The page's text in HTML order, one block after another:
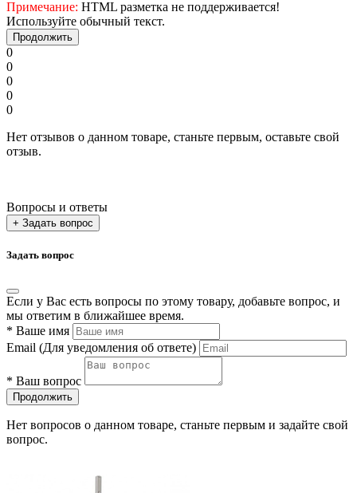
Примечание: HTML разметка не поддерживается!
Используйте обычный текст.
Продолжить
0
0
0
0
0
Нет отзывов о данном товаре, станьте первым, оставьте свой
отзыв.
Вопросы и ответы
+ Задать вопрос
Задать вопрос
Если у Вас есть вопросы по этому товару, добавьте вопрос, и
мы ответим в ближайшее время.
* Ваше имя
Email (Для уведомления об ответе)
* Ваш вопрос
Продолжить
Нет вопросов о данном товаре, станьте первым и задайте свой
вопрос.